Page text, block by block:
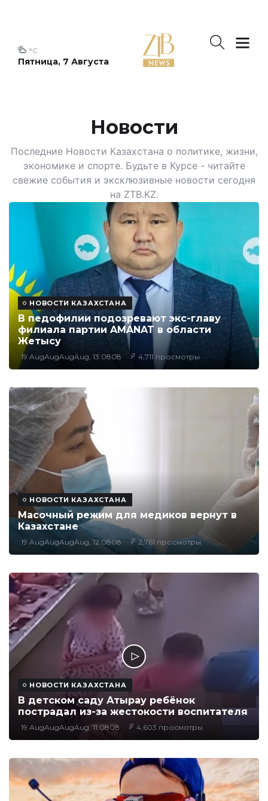
Пятница, 7 Августа
°C
Новости
Последние Новости Казахстана о политике, жизни,
экономике и спорте. Будьте в Курсе - читайте
свежие события и эксклюзивные новости сегодня
на ZTB.KZ.
НОВОСТИ КАЗАХСТАНА
В педофилии подозревают экс-главу
филиала партии AMANAT в области
Жетысу
19 AugAugAugAug, 13:0808 4,711 просмотры
НОВОСТИ КАЗАХСТАНА
Масочный режим для медиков вернут в
Казахстане
19 AugAugAugAug, 12:0808 2,761 просмотры
НОВОСТИ КАЗАХСТАНА
В детском саду Атырау ребёнок
пострадал из-за жестокости воспитателя
19 AugAugAugAug, 11:0808 4,603 просмотры